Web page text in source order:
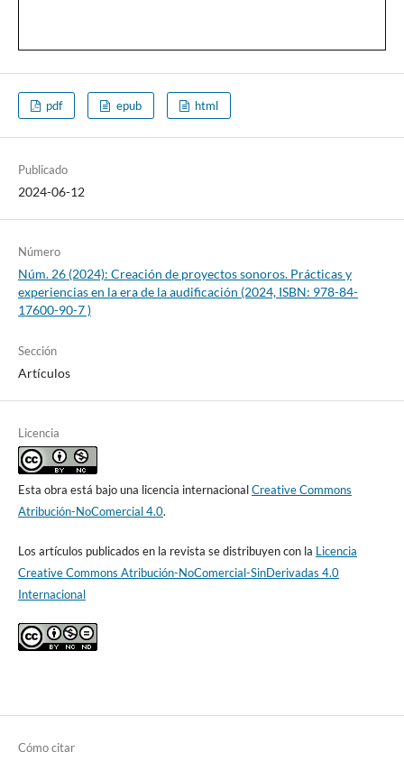
pdf epub html
Publicado
2024-06-12
Número
Núm. 26 (2024): Creación de proyectos sonoros. Prácticas y
experiencias en la era de la audificación (2024, ISBN: 978-84-
17600-90-7 )
Sección
Artículos
Licencia
Esta obra está bajo una licencia internacionalCreative Commons
Atribución-NoComercial 4.0.
Los artículos publicados en la revista se distribuyen con la Licencia
Creative Commons Atribución-NoComercial-SinDerivadas 4.0
Internacional
Cómo citar